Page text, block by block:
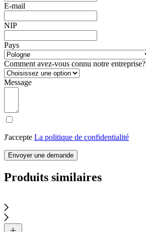
E-mail
NIP
Pays
Comment avez-vous connu notre entreprise?
Message
J'accepte La politique de confidentialité
Envoyer une demande
Produits similaires